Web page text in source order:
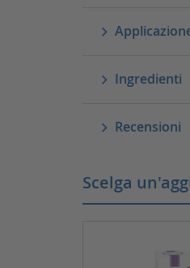
Ingredienti
Recensioni
Scelga